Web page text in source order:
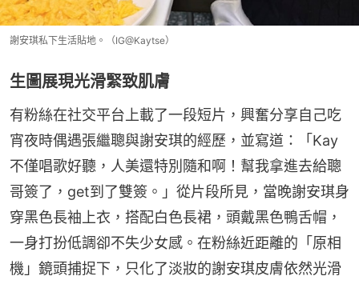
謝安琪私下生活貼地。（IG@Kaytse）
生圖展現光滑緊致肌膚
有粉絲在社交平台上載了一段短片，興奮分享自己吃
宵夜時偶遇張繼聰與謝安琪的經歷，並寫道：「Kay
不僅唱歌好聽，人美還特別隨和啊！幫我拿進去給聰
哥簽了，get到了雙簽。」從片段所見，當晚謝安琪身
穿黑色長袖上衣，搭配白色長裙，頭戴黑色鴨舌帽，
一身打扮低調卻不失少女感。在粉絲近距離的「原相
機」鏡頭捕捉下，只化了淡妝的謝安琪皮膚依然光滑